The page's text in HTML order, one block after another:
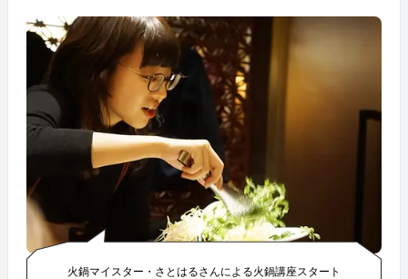
火鍋マイスター・さとはるさんによる火鍋講座スタート